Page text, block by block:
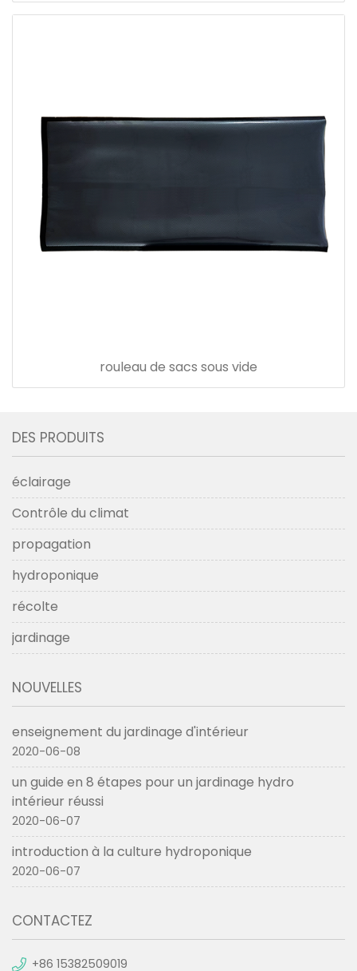
rouleau de sacs sous vide
DES PRODUITS
éclairage
Contrôle du climat
propagation
hydroponique
récolte
jardinage
NOUVELLES
enseignement du jardinage d'intérieur
2020-06-08
un guide en 8 étapes pour un jardinage hydro
intérieur réussi
2020-06-07
introduction à la culture hydroponique
2020-06-07
CONTACTEZ
+86 15382509019